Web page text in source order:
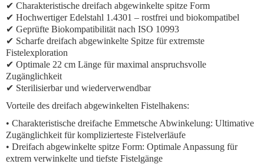
✔ Charakteristische dreifach abgewinkelte spitze Form
✔ Hochwertiger Edelstahl 1.4301 – rostfrei und biokompatibel
✔ Geprüfte Biokompatibilität nach ISO 10993
✔ Scharfe dreifach abgewinkelte Spitze für extremste
Fistelexploration
✔ Optimale 22 cm Länge für maximal anspruchsvolle
Zugänglichkeit
✔ Sterilisierbar und wiederverwendbar
Vorteile des dreifach abgewinkelten Fistelhakens:
• Charakteristische dreifache Emmetsche Abwinkelung: Ultimative
Zugänglichkeit für komplizierteste Fistelverläufe
• Dreifach abgewinkelte spitze Form: Optimale Anpassung für
extrem verwinkelte und tiefste Fistelgänge